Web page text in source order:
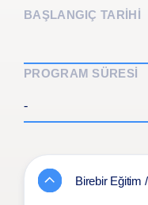
BAŞLANGIÇ TARİHİ
PROGRAM SÜRESİ
-
Birebir Eğitim